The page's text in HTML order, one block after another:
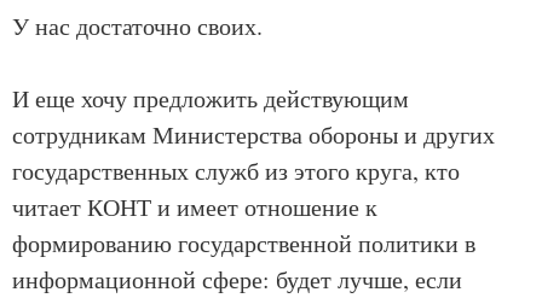
У нас достаточно своих.
И еще хочу предложить действующим
сотрудникам Министерства обороны и других
государственных служб из этого круга, кто
читает КОНТ и имеет отношение к
формированию государственной политики в
информационной сфере: будет лучше, если